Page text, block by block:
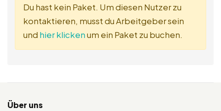
Du hast kein Paket. Um diesen Nutzer zu
kontaktieren, musst du Arbeitgeber sein
und hier klickenum ein Paket zu buchen.
Über uns